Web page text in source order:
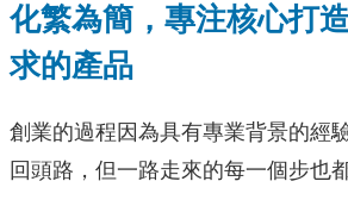
化繁為簡，專注核心打
求的產品
創業的過程因為具有專業背景的經
回頭路，但一路走來的每一個步也